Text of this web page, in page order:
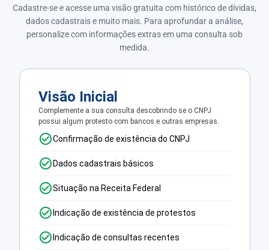
Cadastre-se e acesse uma visão gratuita com histórico de dívidas,
dados cadastrais e muito mais. Para aprofundar a análise,
personalize com informações extras em uma consulta sob
medida.
Visão Inicial
Complemente a sua consulta descobrindo se o CNPJ
possui algum protesto com bancos e outras empresas.
Confirmação de existência do CNPJ
Dados cadastrais básicos
Situação na Receita Federal
Indicação de existência de protestos
Indicação de consultas recentes